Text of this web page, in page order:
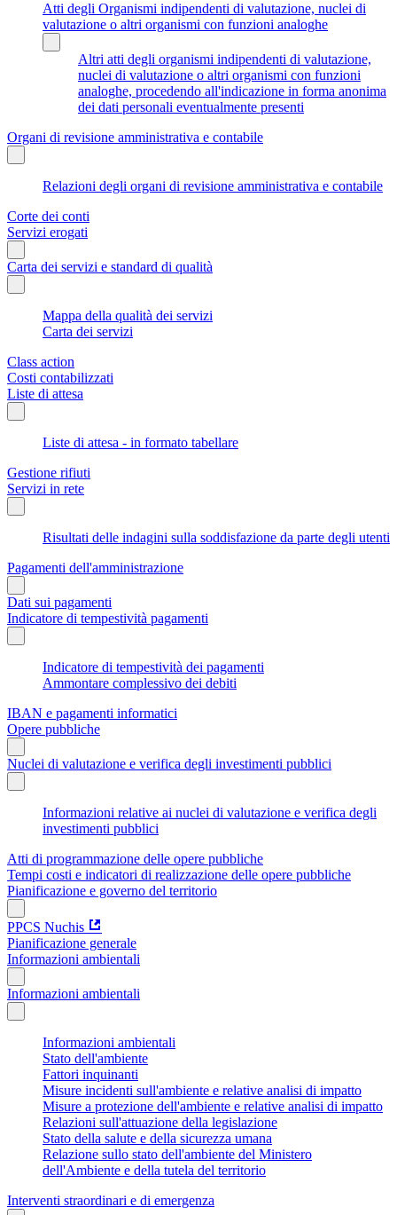
Atti degli Organismi indipendenti di valutazione, nuclei di
valutazione o altri organismi con funzioni analoghe
Altri atti degli organismi indipendenti di valutazione,
nuclei di valutazione o altri organismi con funzioni
analoghe, procedendo all'indicazione in forma anonima
dei dati personali eventualmente presenti
Organi di revisione amministrativa e contabile
Relazioni degli organi di revisione amministrativa e contabile
Corte dei conti
Servizi erogati
Carta dei servizi e standard di qualità
Mappa della qualità dei servizi
Carta dei servizi
Class action
Costi contabilizzati
Liste di attesa
Liste di attesa - in formato tabellare
Gestione rifiuti
Servizi in rete
Risultati delle indagini sulla soddisfazione da parte degli utenti
Pagamenti dell'amministrazione
Dati sui pagamenti
Indicatore di tempestività pagamenti
Indicatore di tempestività dei pagamenti
Ammontare complessivo dei debiti
IBAN e pagamenti informatici
Opere pubbliche
Nuclei di valutazione e verifica degli investimenti pubblici
Informazioni relative ai nuclei di valutazione e verifica degli
investimenti pubblici
Atti di programmazione delle opere pubbliche
Tempi costi e indicatori di realizzazione delle opere pubbliche
Pianificazione e governo del territorio
PPCS Nuchis
Pianificazione generale
Informazioni ambientali
Informazioni ambientali
Informazioni ambientali
Stato dell'ambiente
Fattori inquinanti
Misure incidenti sull'ambiente e relative analisi di impatto
Misure a protezione dell'ambiente e relative analisi di impatto
Relazioni sull'attuazione della legislazione
Stato della salute e della sicurezza umana
Relazione sullo stato dell'ambiente del Ministero
dell'Ambiente e della tutela del territorio
Interventi straordinari e di emergenza